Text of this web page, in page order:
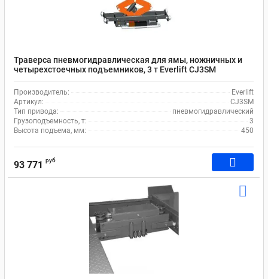
Траверса пневмогидравлическая для ямы, ножничных и
четырехстоечных подъемников, 3 т Everlift CJ3SM
Производитель:
Everlift
Артикул:
CJ3SM
Тип привода:
пневмогидравлический
Грузоподъемность, т:
3
Высота подъема, мм:
450
93 771 руб